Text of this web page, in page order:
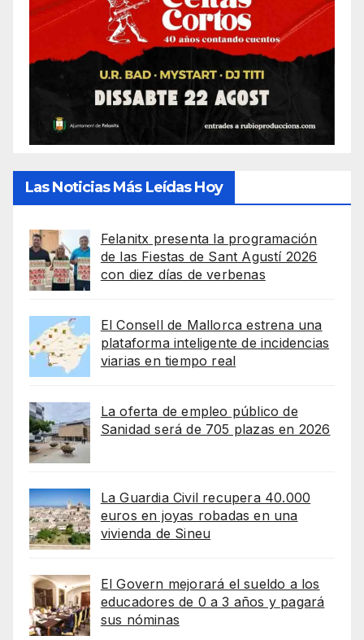
Las Noticias Más Leídas Hoy
Felanitx presenta la programación
de las Fiestas de Sant Agustí 2026
con diez días de verbenas
El Consell de Mallorca estrena una
plataforma inteligente de incidencias
viarias en tiempo real
La oferta de empleo público de
Sanidad será de 705 plazas en 2026
La Guardia Civil recupera 40.000
euros en joyas robadas en una
vivienda de Sineu
El Govern mejorará el sueldo a los
educadores de 0 a 3 años y pagará
sus nóminas